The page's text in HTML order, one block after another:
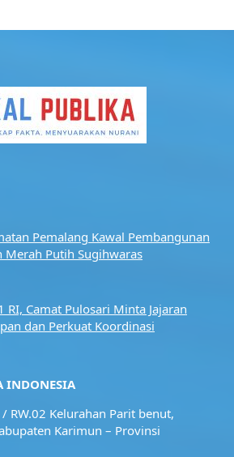
Pemalang Kawal Pembangunan
Merah Putih Sugihwaras
RI, Camat Pulosari Minta Jajaran
dan Perkuat Koordinasi
INDONESIA
RW.02 Kelurahan Parit benut,
Karimun – Provinsi